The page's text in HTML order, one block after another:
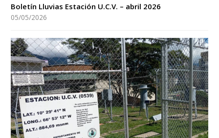
Boletín Lluvias Estación U.C.V. – abril 2026
05/05/2026